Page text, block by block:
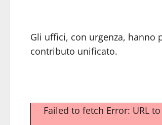
Gli uffici, con urgenza, hanno
contributo unificato.
Failed to fetch Error: URL